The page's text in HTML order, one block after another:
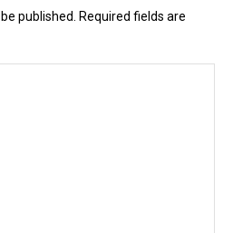
published. Required fields are